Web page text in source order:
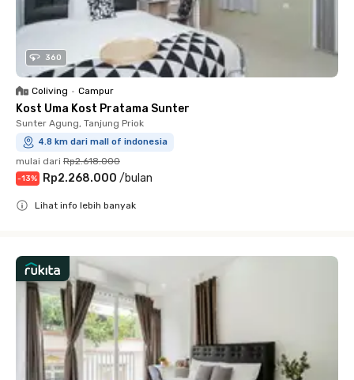
360
Coliving • Campur
Kost Uma Kost Pratama Sunter
Sunter Agung, Tanjung Priok
4.8 km dari mall of indonesia
mulai dari Rp2.618.000
-13% Rp2.268.000 /bulan
Lihat info lebih banyak